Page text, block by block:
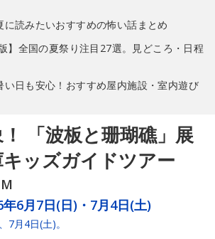
に読みたいおすすめの怖い話まとめ
】全国の夏祭り注目27選。見どころ・日程
い日も安心！おすすめ屋内施設・室内遊び
「波板と珊瑚礁」展
キッズガイドツアー
年6月7日(日)・7月4日(土)
7月4日(土)。